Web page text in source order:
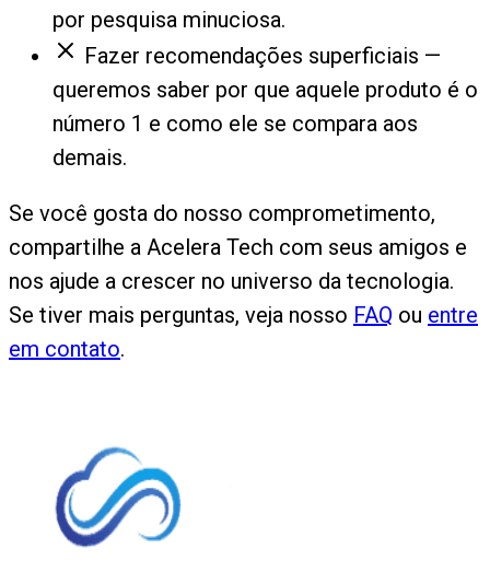
por pesquisa minuciosa.
Fazer recomendações superficiais —
queremos saber por que aquele produto é o
número 1 e como ele se compara aos
demais.
Se você gosta do nosso comprometimento,
compartilhe a Acelera Tech com seus amigos e
nos ajude a crescer no universo da tecnologia.
Se tiver mais perguntas, veja nosso FAQ ou entre
em contato.